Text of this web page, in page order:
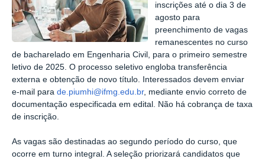
inscrições até o dia 3 de
agosto para
preenchimento de vagas
remanescentes no curso
de bacharelado em Engenharia Civil, para o primeiro semestre
letivo de 2025. O processo seletivo engloba transferência
externa e obtenção de novo título. Interessados devem enviar
e-mail para de.piumhi@ifmg.edu.br, mediante envio correto de
documentação especificada em edital. Não há cobrança de taxa
de inscrição.
As vagas são destinadas ao segundo período do curso, que
ocorre em turno integral. A seleção priorizará candidatos que